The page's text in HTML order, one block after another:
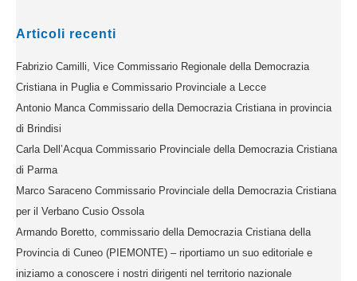
Articoli recenti
Fabrizio Camilli, Vice Commissario Regionale della Democrazia
Cristiana in Puglia e Commissario Provinciale a Lecce
Antonio Manca Commissario della Democrazia Cristiana in provincia
di Brindisi
Carla Dell’Acqua Commissario Provinciale della Democrazia Cristiana
di Parma
Marco Saraceno Commissario Provinciale della Democrazia Cristiana
per il Verbano Cusio Ossola
Armando Boretto, commissario della Democrazia Cristiana della
Provincia di Cuneo (PIEMONTE) – riportiamo un suo editoriale e
iniziamo a conoscere i nostri dirigenti nel territorio nazionale